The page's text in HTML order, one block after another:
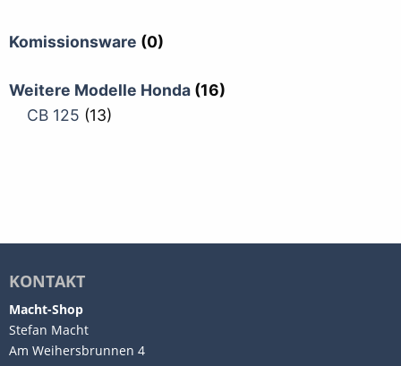
Komissionsware (0)
Weitere Modelle Honda (16)
CB 125 (13)
KONTAKT
Macht-Shop
Stefan Macht
Am Weihersbrunnen 4